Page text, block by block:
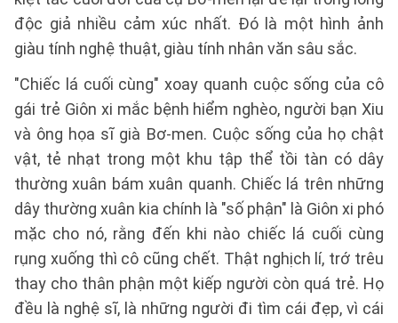
độc giả nhiều cảm xúc nhất. Đó là một hình ảnh
giàu tính nghệ thuật, giàu tính nhân văn sâu sắc.
"Chiếc lá cuối cùng" xoay quanh cuộc sống của cô
gái trẻ Giôn xi mắc bệnh hiểm nghèo, người bạn Xiu
và ông họa sĩ già Bơ-men. Cuộc sống của họ chật
vật, tẻ nhạt trong một khu tập thể tồi tàn có dây
thường xuân bám xuân quanh. Chiếc lá trên những
dây thường xuân kia chính là "số phận" là Giôn xi phó
mặc cho nó, rằng đến khi nào chiếc lá cuối cùng
rụng xuống thì cô cũng chết. Thật nghịch lí, trớ trêu
thay cho thân phận một kiếp người còn quá trẻ. Họ
đều là nghệ sĩ, là những người đi tìm cái đẹp, vì cái